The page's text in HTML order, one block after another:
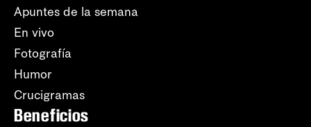
Apuntes de la semana
En vivo
Fotografía
Humor
Crucigramas
Beneficios